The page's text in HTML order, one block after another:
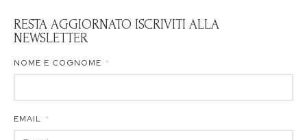
RESTA AGGIORNATO ISCRIVITI ALLA
NEWSLETTER
NOME E COGNOME
EMAIL